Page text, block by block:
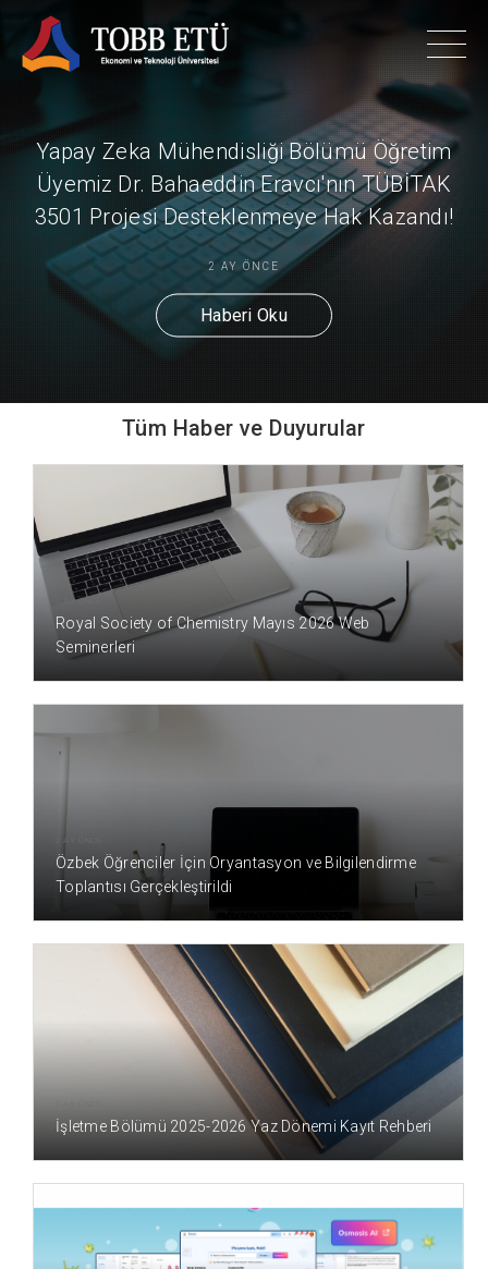
Yapay Zeka Mühendisliği Bölümü Öğretim
Üyemiz Dr. Bahaeddin Eravcı'nın TÜBİTAK
3501 Projesi Desteklenmeye Hak Kazandı!
2 AY ÖNCE
Haberi Oku
Tüm Haber ve Duyurular
2 AY ÖNCE
Royal Society of Chemistry Mayıs 2026 Web
Seminerleri
2 AY ÖNCE
Özbek Öğrenciler İçin Oryantasyon ve Bilgilendirme
Toplantısı Gerçekleştirildi
İşletme Bölümü 2025-2026 Yaz Dönemi Kayıt Rehberi